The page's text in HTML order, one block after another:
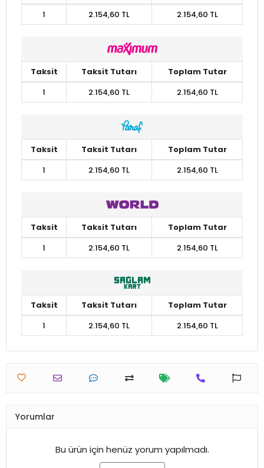
1
2.154,60 TL 2.154,60 TL
Taksit Taksit Tutarı
Toplam Tutar
1
2.154,60 TL 2.154,60 TL
Taksit Taksit Tutarı
Toplam Tutar
1
2.154,60 TL 2.154,60 TL
Taksit Taksit Tutarı
Toplam Tutar
1
2.154,60 TL 2.154,60 TL
Taksit Taksit Tutarı
Toplam Tutar
1
2.154,60 TL 2.154,60 TL
Yorumlar
Bu ürün için henüz yorum yapılmadı.